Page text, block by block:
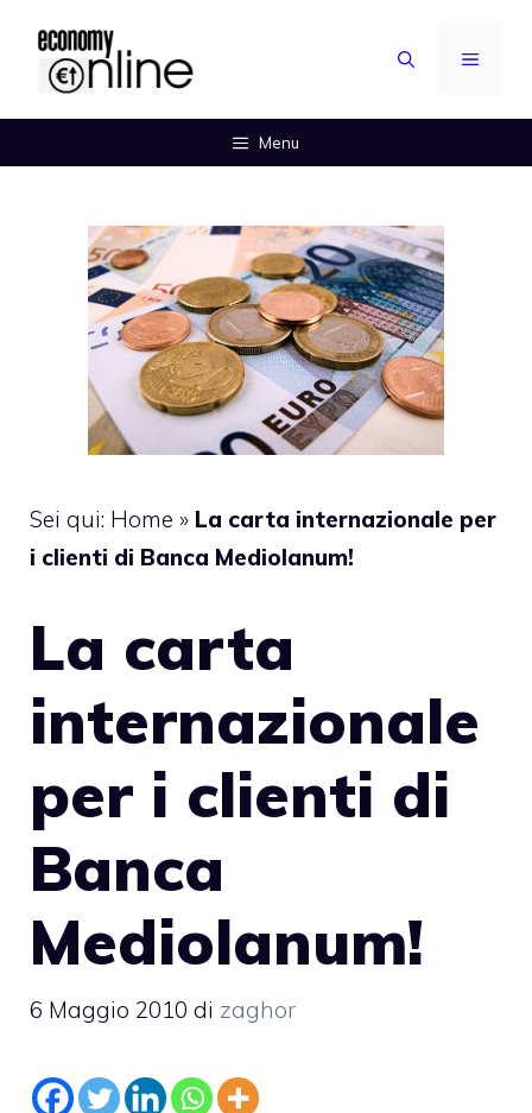
contenuto
MENU
Menu
Sei qui: Home » La carta internazionale per
i clienti di Banca Mediolanum!
La carta
internazionale
per i clienti di
Banca
Mediolanum!
6 Maggio 2010 di zaghor